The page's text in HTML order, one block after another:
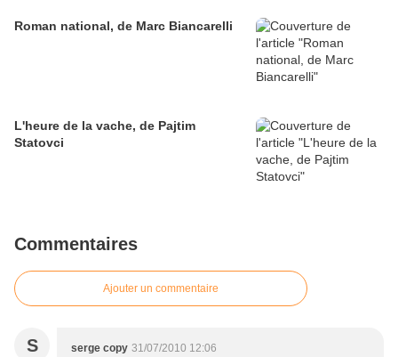
Roman national, de Marc Biancarelli
L'heure de la vache, de Pajtim
Statovci
Commentaires
Ajouter un commentaire
S serge copy 31/07/2010 12:06